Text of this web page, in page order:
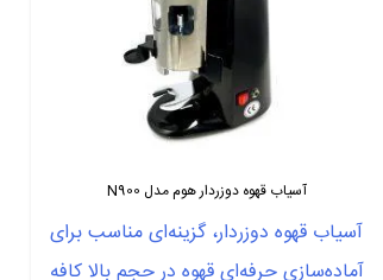
آسیاب قهوه دوزردار هوم مدل N900
آسیاب قهوه دوزردار، گزینه‌ای مناسب برای
آماده‌سازی حرفه‌ای قهوه در حجم بالا کافه